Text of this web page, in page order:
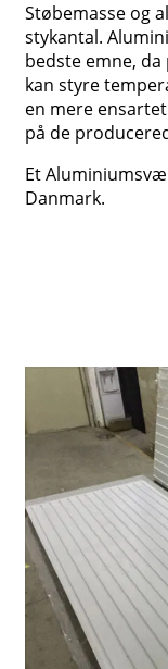
Støbemasse og
stykantal.
bedste emne,
kan styre
en mere
på de
Et
Danmark.